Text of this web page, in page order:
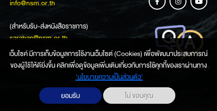
info@nsm.or.th
(สำหรับรับ-ส่งหนังสือราชการ)
saraban@nsm.or.th
ช่องทางการสอบถามข้อมูล
เว็บไซค์ มีการเก็บข้อมูลการใช้งานเว็บไซต์ (Cookies) เพื่อพัฒนาประสบการณ์
ของผู้ใช้ให้ดียิ่งขึ้น คลิกเพื่อดูข้อมูลเพิ่มเติมเกี่ยวกับการใช้คุกกี้ของเราผ่านทาง
‘นโยบายความเป็นส่วนตัว'
ยอมรับ
ไม่ ขอบคุณ